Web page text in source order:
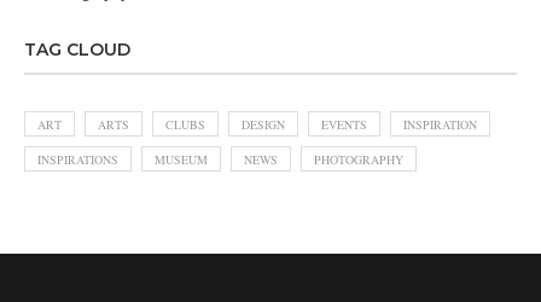
TAG CLOUD
ART ARTS CLUBS DESIGN EVENTS INSPIRATION
INSPIRATIONS MUSEUM NEWS PHOTOGRAPHY